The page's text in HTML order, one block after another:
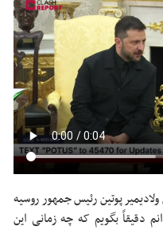
پوتین رئیس جمهور روسیه
دقیقاً بگویم که چه زمانی این